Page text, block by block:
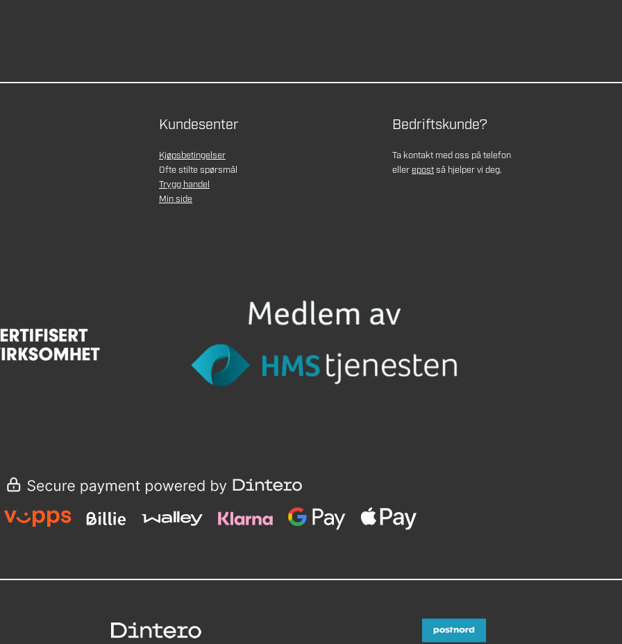
Kundesenter
Kjøpsbetingelser
Ofte stilte spørsmål
Trygg handel
Min side
Bedriftskunde?
Ta kontakt med oss på telefon
ellerepostså hjelper vi deg.